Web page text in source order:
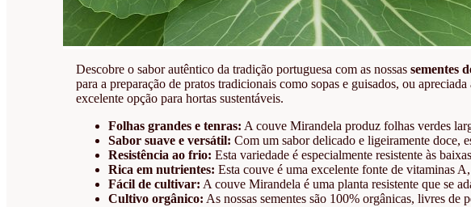
Descobre o sabor autêntico da tradição portuguesa com as nossassementes
para a preparação de pratos tradicionais como sopas e guisados, ou
excelente opção para hortas sustentáveis.
Folhas grandes e tenras: A couve Mirandela produz folhas verdes
Sabor suave e versátil: Com um sabor delicado e ligeiramente doce,
Resistência ao frio: Esta variedade é especialmente resistente às
Rica em nutrientes: Esta couve é uma excelente fonte de vitaminas
Fácil de cultivar: A couve Mirandela é uma planta resistente que se
Cultivo orgânico: As nossas sementes são 100% orgânicas, livres